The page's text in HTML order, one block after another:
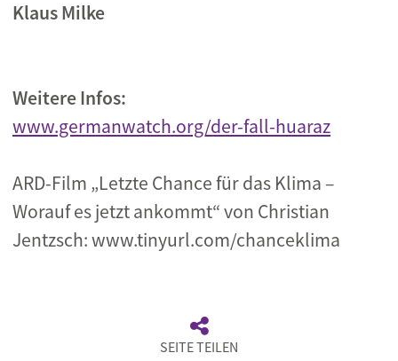
Klaus Milke
Weitere Infos:
www.germanwatch.org/der-fall-huaraz
ARD-Film „Letzte Chance für das Klima –
Worauf es jetzt ankommt“ von Christian
Jentzsch: www.tinyurl.com/chanceklima
SEITE TEILEN